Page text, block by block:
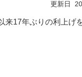
更新日
来17年ぶりの利上げ